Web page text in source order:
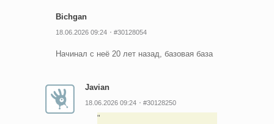
Bichgan
18.06.2026 09:24 #30128054
Начинал с неё 20 лет назад, базовая база
Javian
18.06.2026 09:24 #30128250